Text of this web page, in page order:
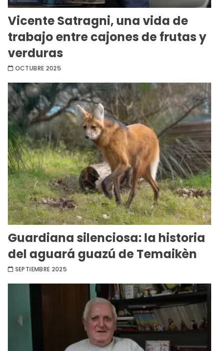
Vicente Satragni, una vida de
trabajo entre cajones de frutas y
verduras
OCTUBRE 2025
Guardiana silenciosa: la historia
del aguará guazú de Temaikèn
SEPTIEMBRE 2025